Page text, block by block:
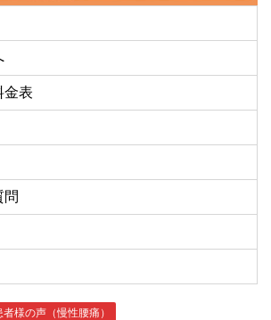
金表
問
者様の声（慢性腰痛）